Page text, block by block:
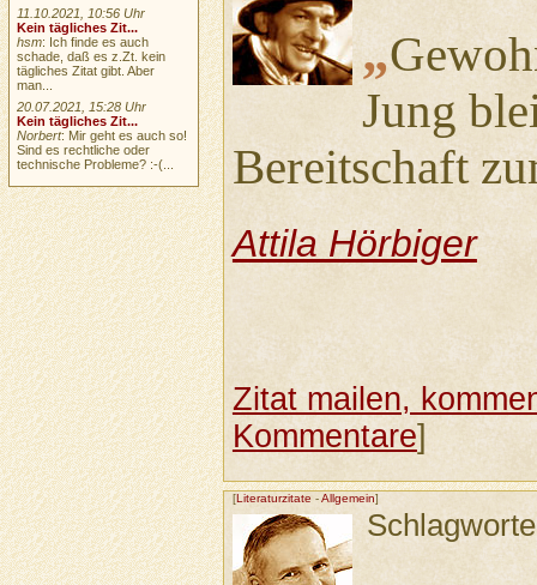
„
Jung
Bereitschaft
Attila Hörbiger
Zitat mailen,
Kommentare]
[Literaturzitate -Allgemein]
11.10.2021, 10:56 Uhr
Kein tägliches Zit...
hsm: Ich finde es auch
schade, daß es z.Zt. kein
tägliches Zitat gibt. Aber
man...
20.07.2021, 15:28 Uhr
Kein tägliches Zit...
Norbert: Mir geht es auch so!
Sind es rechtliche oder
technische Probleme? :-(...